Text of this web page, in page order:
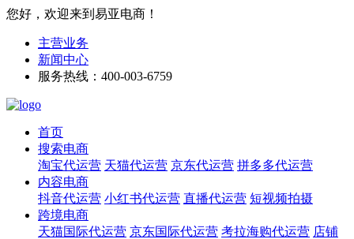
您好，欢迎来到易亚电商！
主营业务
新闻中心
服务热线：400-003-6759
首页
搜索电商
淘宝代运营 天猫代运营 京东代运营 拼多多代运营
内容电商
抖音代运营 小红书代运营 直播代运营 短视频拍摄
跨境电商
天猫国际代运营 京东国际代运营 考拉海购代运营 店铺